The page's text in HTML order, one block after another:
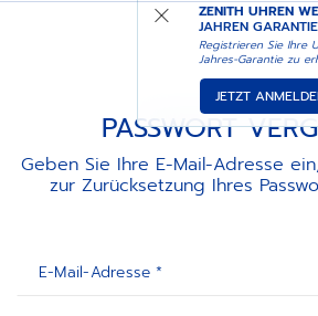
ZENITH UHREN
JAHREN GARANTIE
Registrieren Sie Ihre
Jahres-Garantie zu
JETZT
PASSWORT
Geben Sie Ihre E-Mail-Adresse
zur Zurücksetzung Ihres
E-Mail-Adresse *